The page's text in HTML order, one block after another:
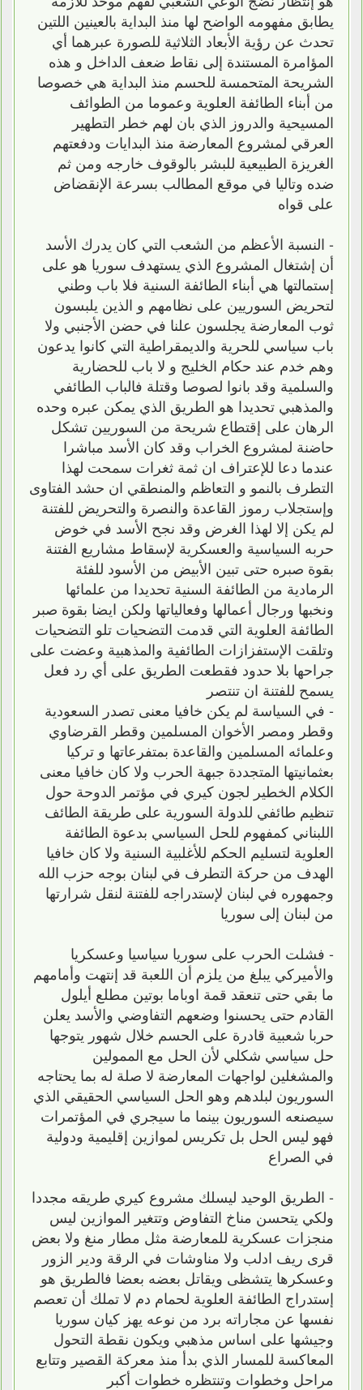
يطابق مفهومه الواضح لها منذ البداية بالعينين اللتين
تحدث عن رؤية الأبعاد الثلاثية للصورة عبرهما أي
المؤامرة المستندة إلى نقاط ضعف الداخل و هذه
الشريحة المتحمسة للحسم منذ البداية هي خصوصا
من أبناء الطائفة العلوية وعموما من الطوائف
المسيحية والدروز الذي بان لهم خطر التطهير
العرقي لمشروع المعارضة منذ البدايات ودفعتهم
الغريزة الطبيعية للبشر بالوقوف خارجه ومن ثم
ضده وتاليا في موقع المطالب بسرعة الإنقضاض
على قواه
- النسبة الأعظم من الشعب التي كان يدرك الأسد
أن إشتغال المشروع الذي يستهدف سوريا هو على
إستمالتها هي أبناء الطائفة السنية فلا باب وطني
لتحريض السوريين على نظامهم و الذين يلبسون
ثوب المعارضة يجلسون علنا في حضن الأجنبي ولا
باب سياسي للحرية والديمقراطية التي كانوا يدعون
وهم خدم عند حكام الخليج و لا باب للحضارية
والسلمية وقد بانوا لصوصا وقتلة فالباب الطائفي
والمذهبي تحديدا هو الطريق الذي يمكن عبره وحده
الرهان على إقتطاع شريحة من السوريين تشكل
حاضنة لمشروع الخراب وقد كان الأسد مباشرا
عندما دعا للإعتراف ان ثمة ثغرات سمحت لهذا
التطرف بالنمو و التعاظم والمنطقي ان حشد الفتاوى
وإستجلاب رموز القاعدة والنصرة والتحريض للفتنة
لم يكن إلا لهذا الغرض وقد نجح الأسد في خوض
حربه السياسية والعسكرية لإسقاط مشاريع الفتنة
بقوة صبره حتى تبين الأبيض من الأسود للفئة
الرمادية من الطائفة السنية تحديدا من علمائها
ونخبها ورجال أعمالها وفعالياتها ولكن ايضا بقوة صبر
الطائفة العلوية التي قدمت التضحيات تلو التضحيات
وتلقت الإستفزازات الطائفية والمذهبية وعضت على
جراحها بلا حدود فقطعت الطريق على أي رد فعل
يسمح للفتنة ان تنتصر
- في السياسة لم يكن خافيا معنى تصدر السعودية
وقطر ومصر الأخوان المسلمين وقطر القرضاوي
وعلمائه المسلمين والقاعدة بمتفرعاتها و تركيا
بعثمانيتها المتجددة جبهة الحرب ولا كان خافيا معنى
الكلام الخطير لجون كيري في مؤتمر الدوحة حول
تنظيم طائفي للدولة السورية على طريقة الطائف
اللبناني كمفهوم للحل السياسي بدعوة الطائفة
العلوية لتسليم الحكم للأغلبية السنية ولا كان خافيا
الهدف من حركة التطرف في لبنان بوجه حزب الله
وجمهوره في لبنان لإستدراجه للفتنة لنقل شرارتها
من لبنان إلى سوريا
- فشلت الحرب على سوريا سياسيا وعسكريا
والأميركي يبلغ من يلزم أن اللعبة قد إنتهت وأمامهم
ما بقي حتى تنعقد قمة اوباما بوتين مطلع أيلول
القادم حتى يحسنوا وضعهم التفاوضي والأسد يعلن
حربا شعبية قادرة على الحسم خلال شهور يتوجها
حل سياسي شكلي لأن الحل مع الممولين
والمشغلين لواجهات المعارضة لا صلة له بما يحتاجه
السوريون لبلدهم وهو الحل السياسي الحقيقي الذي
سيصنعه السوريون بينما ما سيجري في المؤتمرات
فهو ليس الحل بل تكريس لموازين إقليمية ودولية
في الصراع
- الطريق الوحيد ليسلك مشروع كيري طريقه مجددا
ولكي يتحسن مناخ التفاوض وتتغير الموازين ليس
منجزات عسكرية للمعارضة مثل مطار منغ ولا بعض
قرى ريف ادلب ولا مناوشات في الرقة ودير الزور
وعسكرها يتشظى ويقاتل بعضه بعضا فالطريق هو
إستدراج الطائفة العلوية لحمام دم لا تملك أن تعصم
نفسها عن مجاراته برد من نوعه يهز كيان سوريا
وجيشها على اساس مذهبي ويكون نقطة التحول
المعاكسة للمسار الذي بدأ منذ معركة القصير وتتابع
مراحل وخطوات وتنتظره خطوات أكبر